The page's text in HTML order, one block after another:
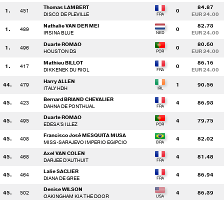
1. 451
Thomas LAMBERT
DISCO DE PLEVILLE
0
84.87
EUR 24.00
1. 489
Nathalie VAN DER MEI
IRSINA BLUE
0
82.73
EUR 24.00
1. 496
Duarte ROMAO
HOUSTON DS
0
80.60
EUR 24.00
1. 417
Mathieu BILLOT
DIKKENEK DU RIOL
0
86.16
EUR 24.00
44. 479
Harry ALLEN
ITALY HDH
1 90.56
45. 423
Bernard BRIAND CHEVALIER
DAHNA DE PONTHUAL
4 86.93
45. 495
Duarte ROMAO
EDESA'S ILLEZ
4 79.75
45. 408
Francisco José MESQUITA MUSA
MISS-SARAJEVO IMPERIO EGIPCIO
4 82.02
45. 468
Axel VAN COLEN
DARJEE D'AUTHUIT
4 81.48
45. 464
Lalie SACLIER
DIANA DE GREE
4 86.94
45. 502
Denise WILSON
OAKINGHAM KIA THE DOOR
4 86.39